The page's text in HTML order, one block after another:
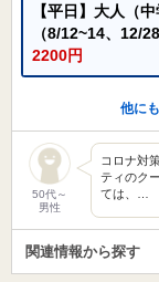
【平日】大人（
（8/12~14、12/
2200円
他に
50代～
男性
コロナ対
ティのク
ては、…
関連情報から探す